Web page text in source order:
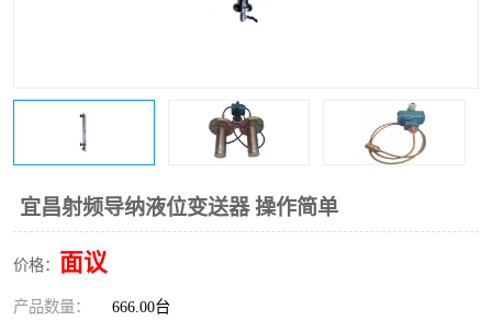
宜昌射频导纳液位变送器 操作简单
价格： 面议
产品数量： 666.00台
流量仪表 加油站液位仪